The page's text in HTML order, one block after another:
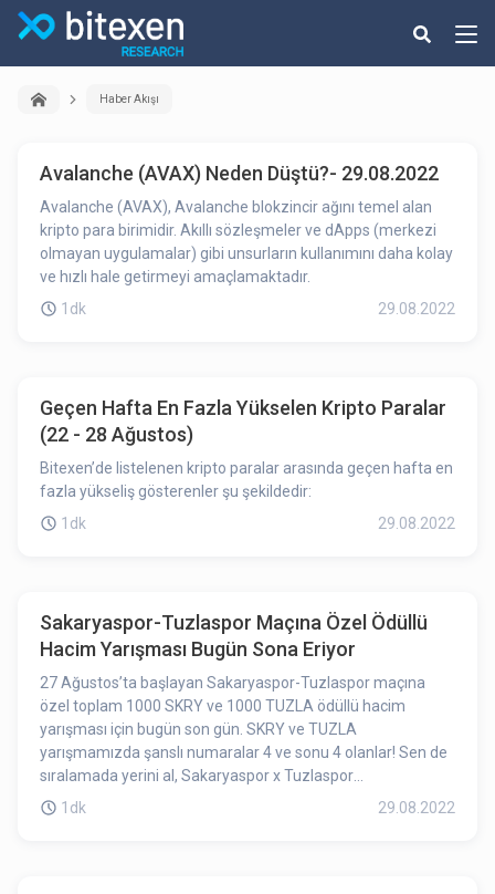
Haber Akışı
Avalanche (AVAX) Neden Düştü?- 29.08.2022
Avalanche (AVAX), Avalanche blokzincir ağını temel alan
kripto para birimidir. Akıllı sözleşmeler ve dApps (merkezi
olmayan uygulamalar) gibi unsurların kullanımını daha kolay
ve hızlı hale getirmeyi amaçlamaktadır.
1dk
29.08.2022
Geçen Hafta En Fazla Yükselen Kripto Paralar
(22 - 28 Ağustos)
Bitexen’de listelenen kripto paralar arasında geçen hafta en
fazla yükseliş gösterenler şu şekildedir:
1dk
29.08.2022
Sakaryaspor-Tuzlaspor Maçına Özel Ödüllü
Hacim Yarışması Bugün Sona Eriyor
27 Ağustos’ta başlayan Sakaryaspor-Tuzlaspor maçına
özel toplam 1000 SKRY ve 1000 TUZLA ödüllü hacim
yarışması için bugün son gün. SKRY ve TUZLA
yarışmamızda şanslı numaralar 4 ve sonu 4 olanlar! Sen de
sıralamada yerini al, Sakaryaspor x Tuzlaspor
karşılaşmasının heyecanını Bitexen'de yaşa!
1dk 29.08.2022